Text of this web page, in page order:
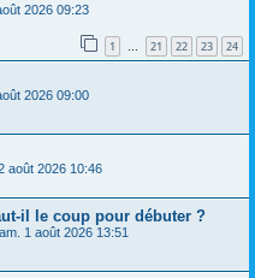
2026 09:23
1 … 21 22 23 24
2026 09:00
août 2026 10:46
il le coup pour débuter ?
1 août 2026 13:51